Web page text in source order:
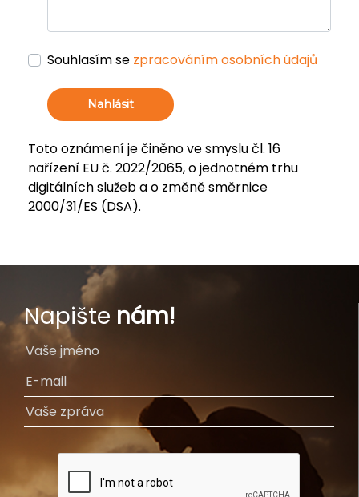
Souhlasím se zpracováním osobních údajů
Nahlásit
Toto oznámení je činěno ve smyslu čl. 16
nařízení EU č. 2022/2065, o jednotném trhu
digitálních služeb a o změně směrnice
2000/31/ES (DSA).
Napište nám!